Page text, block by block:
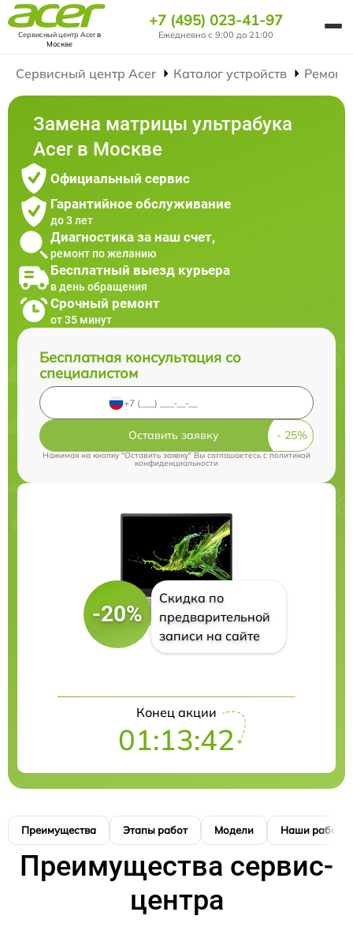
Сервисный центр Acerв
Москве
+7 (495) 023-41-97
Ежедневно с 9:00 до 21:00
Сервисный центр Acer Каталог устройств Ремонт
Замена матрицы ультрабука
Acer в Москве
Официальный сервис
Гарантийное обслуживание
до 3 лет
Диагностика за наш счет,
ремонт по желанию
Бесплатный выезд курьера
в день обращения
Срочный ремонт
от 35 минут
Бесплатная консультация со
специалистом
Оставить заявку
Нажимая на кнопку "Оставить заявку" Вы соглашаетесь cполитикой
конфиденциальности
-20%
Скидка по
предварительной
записи на сайте
Конец акции
01:13:41
Преимущества Этапы работ Модели Наши работы
Преимущества сервис-
центра